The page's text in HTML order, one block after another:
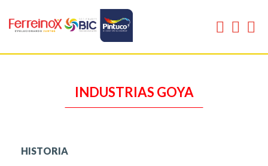
INDUSTRIAS GOYA
HISTORIA